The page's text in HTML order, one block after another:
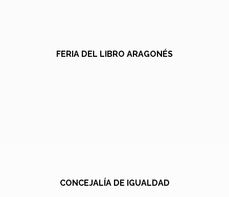
FERIA DEL LIBRO ARAGONÉS
CONCEJALÍA DE IGUALDAD